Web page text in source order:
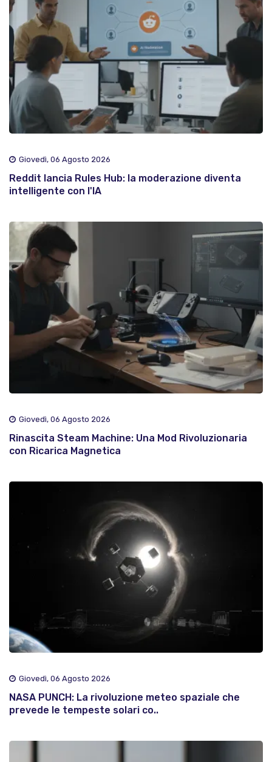
Giovedì, 06 Agosto 2026
Reddit lancia Rules Hub: la moderazione diventa
intelligente con l'IA
Giovedì, 06 Agosto 2026
Rinascita Steam Machine: Una Mod Rivoluzionaria
con Ricarica Magnetica
Giovedì, 06 Agosto 2026
NASA PUNCH: La rivoluzione meteo spaziale che
prevede le tempeste solari co..